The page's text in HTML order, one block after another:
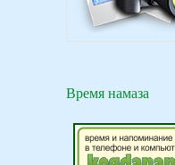
Время намаза